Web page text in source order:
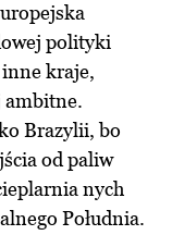
polityki
kraje,
ambitne.
Brazylii, bo
od paliw
nych
Południa.